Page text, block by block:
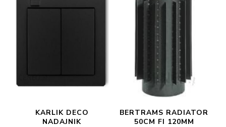
KARLIK DECO
NADAJNIK
BERTRAMS RADIATOR
50CM FI 120MM